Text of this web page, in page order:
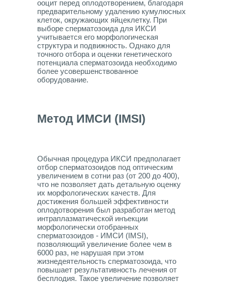
ооцит перед оплодотворением, благодаря
предварительному удалению кумулюсных
клеток, окружающих яйцеклетку. При
выборе сперматозоида для ИКСИ
учитывается его морфологическая
структура и подвижность. Однако для
точного отбора и оценки генетического
потенциала сперматозоида необходимо
более усовершенствованное
оборудование.
Метод ИМСИ (IMSI)
Обычная процедура ИКСИ предполагает
отбор сперматозоидов под оптическим
увеличением в сотни раз (от 200 до 400),
что не позволяет дать детальную оценку
их морфологических качеств. Для
достижения большей эффективности
оплодотворения был разработан метод
интраплазматической инъекции
морфологически отобранных
сперматозоидов - ИМСИ (IMSI),
позволяющий увеличение более чем в
6000 раз, не нарушая при этом
жизнедеятельность сперматозоида, что
повышает результативность лечения от
бесплодия. Такое увеличение позволяет